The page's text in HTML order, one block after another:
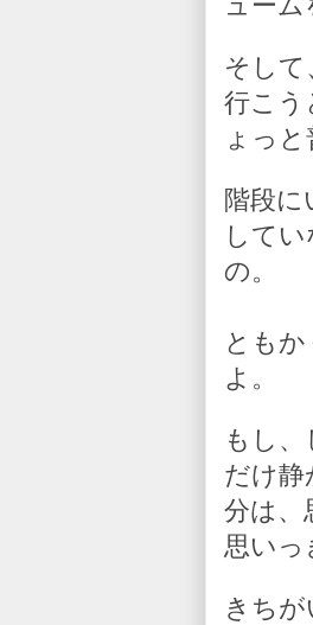
そし
行こう
ょっ
階段
して
の。
とも
よ。
もし
だけ静
分は、
思いっ
きち